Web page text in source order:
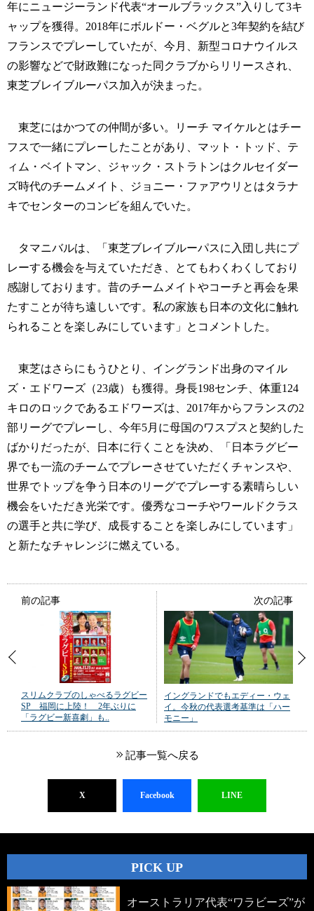
年にニュージーランド代表“オールブラックス”入りして3キ
ャップを獲得。2018年にボルドー・ベグルと3年契約を結び
フランスでプレーしていたが、今月、新型コロナウイルス
の影響などで財政難になった同クラブからリリースされ、
東芝ブレイブルーパス加入が決まった。
東芝にはかつての仲間が多い。リーチ マイケルとはチー
フスで一緒にプレーしたことがあり、マット・トッド、テ
ィム・ベイトマン、ジャック・ストラトンはクルセイダー
ズ時代のチームメイト、ジョニー・ファアウリとはタラナ
キでセンターのコンビを組んでいた。
タマニバルは、「東芝ブレイブルーパスに入団し共にプ
レーする機会を与えていただき、とてもわくわくしており
感謝しております。昔のチームメイトやコーチと再会を果
たすことが待ち遠しいです。私の家族も日本の文化に触れ
られることを楽しみにしています」とコメントした。
東芝はさらにもうひとり、イングランド出身のマイル
ズ・エドワーズ（23歳）も獲得。身長198センチ、体重124
キロのロックであるエドワーズは、2017年からフランスの2
部リーグでプレーし、今年5月に母国のワスプスと契約した
ばかりだったが、日本に行くことを決め、「日本ラグビー
界でも一流のチームでプレーさせていただくチャンスや、
世界でトップを争う日本のリーグでプレーする素晴らしい
機会をいただき光栄です。優秀なコーチやワールドクラス
の選手と共に学び、成長することを楽しみにしています」
と新たなチャレンジに燃えている。
前の記事
スリムクラブのしゃべるラグビー
SP 福岡に上陸！ 2年ぶりに
「ラグビー新喜劇」も..
次の記事
イングランドでもエディー・ウェ
イ。今秋の代表選考基準は「ハー
モニー」
記事一覧へ戻る
X Facebook LINE
PICK UP
オーストラリア代表“ワラビーズ”が